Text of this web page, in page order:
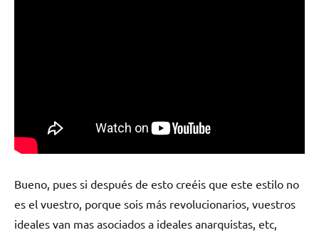
Bueno, pues si después de esto creéis que este estilo no
es el vuestro, porque sois más revolucionarios, vuestros
ideales van mas asociados a ideales anarquistas, etc,